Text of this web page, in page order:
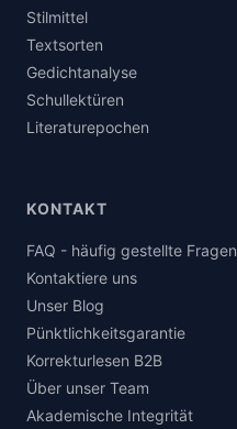
Stilmittel
Textsorten
Gedichtanalyse
Schullektüren
Literaturepochen
KONTAKT
FAQ - häufig gestellte Fragen
Kontaktiere uns
Unser Blog
Pünktlichkeitsgarantie
Korrekturlesen B2B
Über unser Team
Akademische Integrität